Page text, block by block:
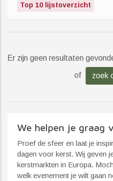
Top 10 lijstoverzicht
Er zijn geen resultaten
of zoek
We helpen je graag
Proef de sfeer en laat je
dagen voor kerst. Wij geven
kerstmarkten in Europa.
welk evenement je wilt gaan